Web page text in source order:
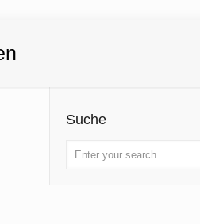
Suche